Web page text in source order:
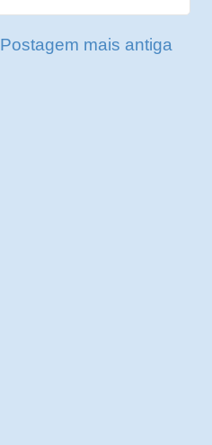
Postagem mais antiga